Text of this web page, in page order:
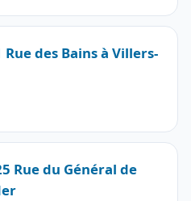
des Bains à Villers-
Rue du Général de